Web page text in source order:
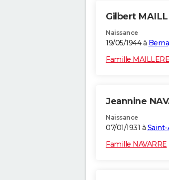
Gilbert
Naissance
19/05/1944 à
Famille MAILLERE
Jeannine
Naissance
07/01/1931 à
Famille NAVARRE